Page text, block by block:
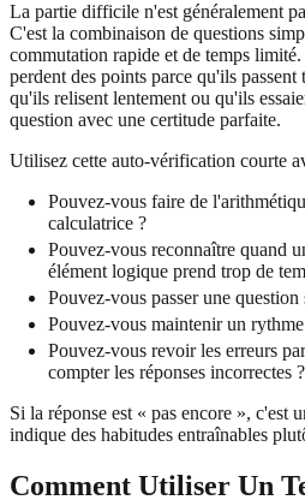
La partie difficile n'est généralement
C'est la combinaison de questions
commutation rapide et de temps
perdent des points parce qu'ils
qu'ils relisent lentement ou qu'ils
question avec une certitude parfaite.
Utilisez cette auto-vérification courte
Pouvez-vous faire de
calculatrice ?
Pouvez-vous reconnaître quand
élément logique prend trop de
Pouvez-vous passer une
Pouvez-vous maintenir un
Pouvez-vous revoir les erreurs
compter les réponses incorrectes ?
Si la réponse est « pas encore », c'est
indique des habitudes entraînables
Comment Utiliser Un